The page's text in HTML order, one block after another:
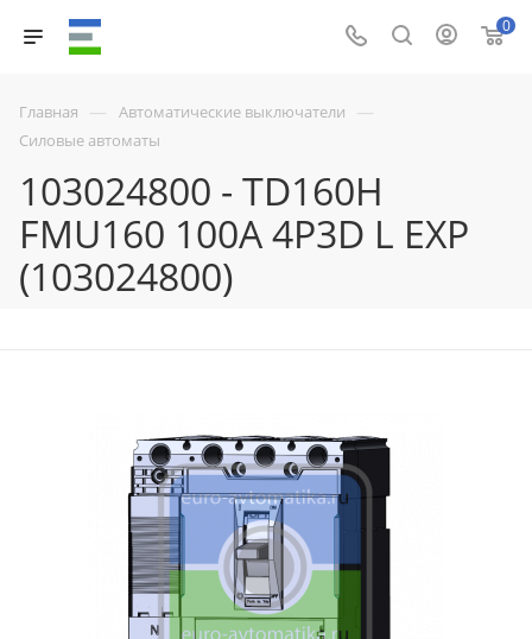
0
Главная — Автоматические выключатели —
Силовые автоматы
103024800 - TD160H
FMU160 100A 4P3D L EXP
(103024800)